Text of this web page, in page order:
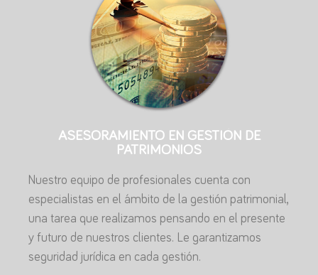
ASESORAMIENTO EN GESTIÓN DE
PATRIMONIOS
Nuestro equipo de profesionales cuenta con
especialistas en el ámbito de la gestión patrimonial,
una tarea que realizamos pensando en el presente
y futuro de nuestros clientes. Le garantizamos
seguridad jurídica en cada gestión.